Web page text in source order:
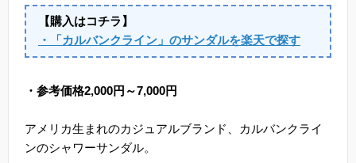
【購入はコチラ】
・「カルバンクライン」のサンダルを楽天で探す
・参考価格2,000円～7,000円
アメリカ生まれのカジュアルブランド、カルバンクライ
ンのシャワーサンダル。